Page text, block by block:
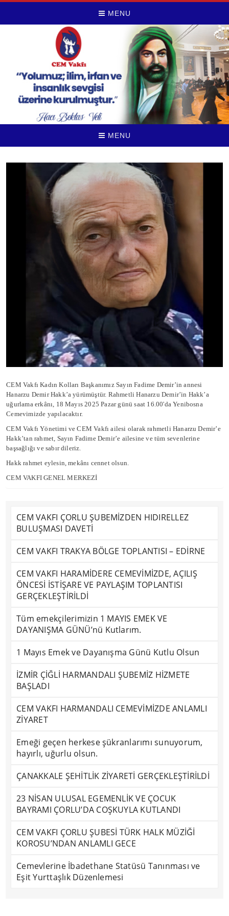
MENU
MENU
CEM Vakfı Kadın Kolları Başkanımız Sayın Fadime Demir’in annesi
Hanarzu Demir Hakk’a yürümüştür. Rahmetli Hanarzu Demir’in Hakk’a
uğurlama erkânı, 18 Mayıs 2025 Pazar günü saat 16.00'da Yenibosna
Cemevimizde yapılacaktır.
CEM Vakfı Yönetimi ve CEM Vakfı ailesi olarak rahmetli Hanarzu Demir’e
Hakk’tan rahmet, Sayın Fadime Demir’e ailesine ve tüm sevenlerine
başsağlığı ve sabır dileriz.
Hakk rahmet eylesin, mekânı cennet olsun.
CEM VAKFI GENEL MERKEZİ
CEM VAKFI ÇORLU ŞUBEMİZDEN HIDIRELLEZ
BULUŞMASI DAVETİ
CEM VAKFI TRAKYA BÖLGE TOPLANTISI – EDİRNE
CEM VAKFI HARAMİDERE CEMEVİMİZDE, AÇILIŞ
ÖNCESİ İSTİŞARE VE PAYLAŞIM TOPLANTISI
GERÇEKLEŞTİRİLDİ
Tüm emekçilerimizin 1 MAYIS EMEK VE
DAYANIŞMA GÜNÜ’nü Kutlarım.
1 Mayıs Emek ve Dayanışma Günü Kutlu Olsun
İZMİR ÇİĞLİ HARMANDALI ŞUBEMİZ HİZMETE
BAŞLADI
CEM VAKFI HARMANDALI CEMEVİMİZDE ANLAMLI
ZİYARET
Emeği geçen herkese şükranlarımı sunuyorum,
hayırlı, uğurlu olsun.
ÇANAKKALE ŞEHİTLİK ZİYARETİ GERÇEKLEŞTİRİLDİ
23 NİSAN ULUSAL EGEMENLİK VE ÇOCUK
BAYRAMI ÇORLU’DA COŞKUYLA KUTLANDI
CEM VAKFI ÇORLU ŞUBESİ TÜRK HALK MÜZİĞİ
KOROSU’NDAN ANLAMLI GECE
Cemevlerine İbadethane Statüsü Tanınması ve
Eşit Yurttaşlık Düzenlemesi